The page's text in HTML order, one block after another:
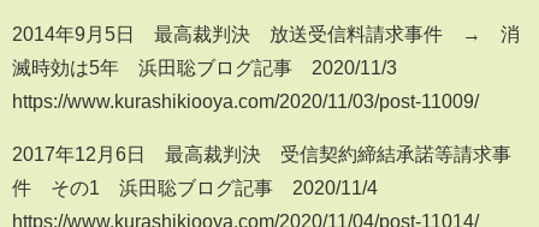
2014年9月5日 最高裁判決 放送受信料請求事件 → 消
滅時効は5年 浜田聡ブログ記事 2020/11/3
https://www.kurashikiooya.com/2020/11/03/post-11009/
2017年12月6日 最高裁判決 受信契約締結承諾等請求事
件 その1 浜田聡ブログ記事 2020/11/4
https://www.kurashikiooya.com/2020/11/04/post-11014/